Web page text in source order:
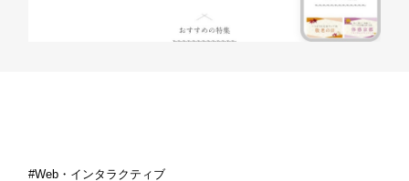
Web・インタラクティブ